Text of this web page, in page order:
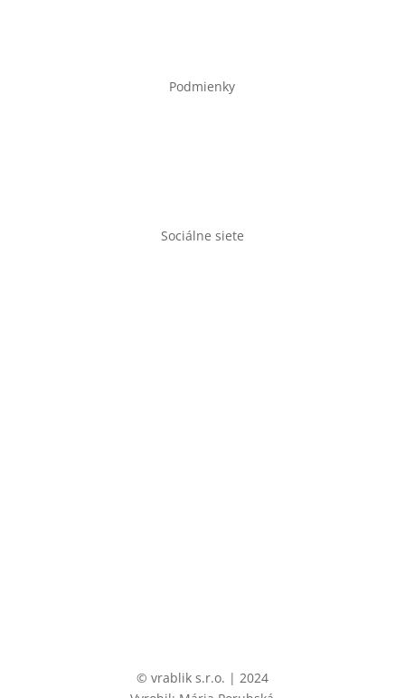
Podmienky
Sociálne siete
© vrablik s.r.o. | 2024